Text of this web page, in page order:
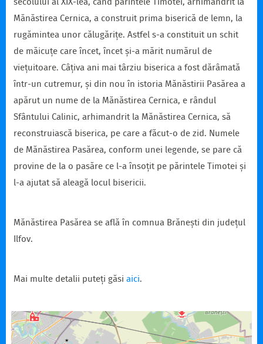
Mănăstirea Cernica, a construit prima biserică de lemn, la
rugămintea unor călugărițe. Astfel s-a constituit un schit
de măicuțe care încet, încet și-a mărit numărul de
viețuitoare. Câțiva ani mai târziu biserica a fost dărâmată
într-un cutremur, și din nou în istoria Mănăstirii Pasărea a
apărut un nume de la Mănăstirea Cernica, e rândul
Sfântului Calinic, arhimandrit la Mănăstirea Cernica, să
reconstruiască biserica, pe care a făcut-o de zid. Numele
de Mănăstirea Pasărea, conform unei legende, se pare că
provine de la o pasăre ce l-a însoțit pe părintele Timotei și
l-a ajutat să aleagă locul bisericii.
Mănăstirea Pasărea se află în comnua Brănești din județul
Ilfov.
Mai multe detalii puteți găsi aici.